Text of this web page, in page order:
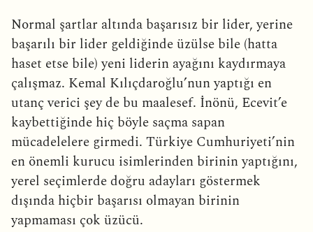
Normal şartlar altında başarısız bir lider, yerine
başarılı bir lider geldiğinde üzülse bile (hatta
haset etse bile) yeni liderin ayağını kaydırmaya
çalışmaz. Kemal Kılıçdaroğlu’nun yaptığı en
utanç verici şey de bu maalesef. İnönü, Ecevit’e
kaybettiğinde hiç böyle saçma sapan
mücadelelere girmedi. Türkiye Cumhuriyeti’nin
en önemli kurucu isimlerinden birinin yaptığını,
yerel seçimlerde doğru adayları göstermek
dışında hiçbir başarısı olmayan birinin
yapmaması çok üzücü.